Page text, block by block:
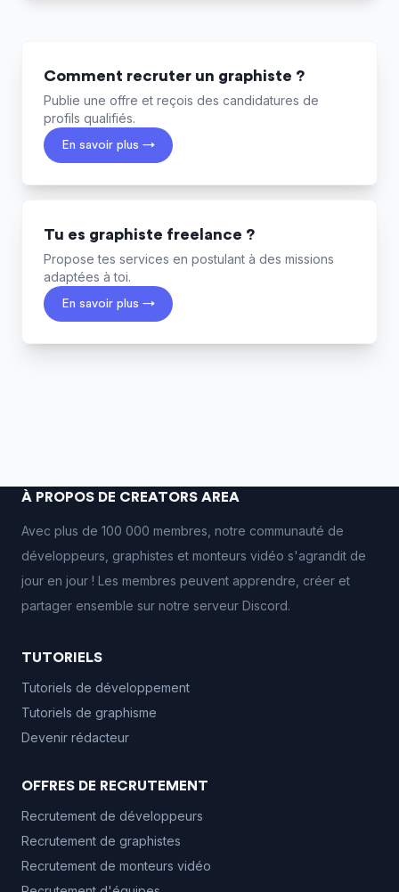
Comment recruter un graphiste ?
Publie une offre et reçois des candidatures de
profils qualifiés.
En savoir plus →
Tu es graphiste freelance ?
Propose tes services en postulant à des missions
adaptées à toi.
En savoir plus →
À PROPOS DE CREATORS AREA
Avec plus de 100 000 membres, notre communauté de
développeurs, graphistes et monteurs vidéo s'agrandit de
jour en jour ! Les membres peuvent apprendre, créer et
partager ensemble sur notre serveur Discord.
TUTORIELS
Tutoriels de développement
Tutoriels de graphisme
Devenir rédacteur
OFFRES DE RECRUTEMENT
Recrutement de développeurs
Recrutement de graphistes
Recrutement de monteurs vidéo